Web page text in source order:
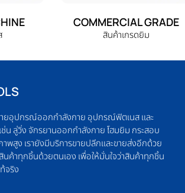
COMMERCIAL GRADE
สินค้าเกรดยิม
น่ายอุปกรณ์ออกกำลังกาย อุปกรณ์ฟิตเนส และ
ลู่วิ่ง จักรยานออกกำลังกาย โฮมยิม กระสอบ
พสูง เรายังมีบริการขายปลีกและขายส่งอีกด้วย
นค้าทุกชิ้นด้วยตนเอง เพื่อให้มั่นใจว่าสินค้าทุกชิ้น
จริง